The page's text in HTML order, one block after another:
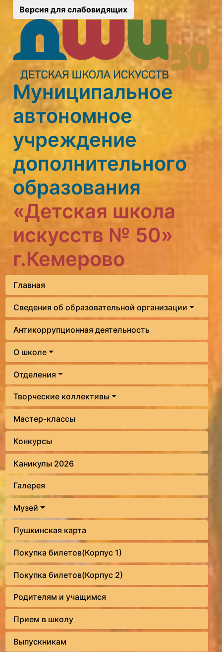
Версия для слабовидящих
Муниципальное
автономное
учреждение
дополнительного
образования
«Детская школа
искусств № 50»
г.Кемерово
Главная
Сведения об образовательной организации
Антикоррупционная деятельность
О школе
Отделения
Творческие коллективы
Мастер-классы
Конкурсы
Каникулы 2026
Галерея
Музей
Пушкинская карта
Покупка билетов(Корпус 1)
Покупка билетов(Корпус 2)
Родителям и учащимся
Прием в школу
Выпускникам